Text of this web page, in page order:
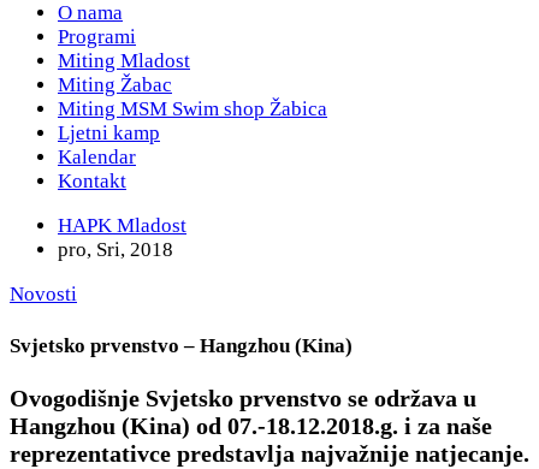
O nama
Programi
Miting Mladost
Miting Žabac
Miting MSM Swim shop Žabica
Ljetni kamp
Kalendar
Kontakt
HAPK Mladost
pro, Sri, 2018
Novosti
Svjetsko prvenstvo – Hangzhou (Kina)
Ovogodišnje Svjetsko prvenstvo se održava u
Hangzhou (Kina) od 07.-18.12.2018.g. i za naše
reprezentativce predstavlja najvažnije natjecanje.